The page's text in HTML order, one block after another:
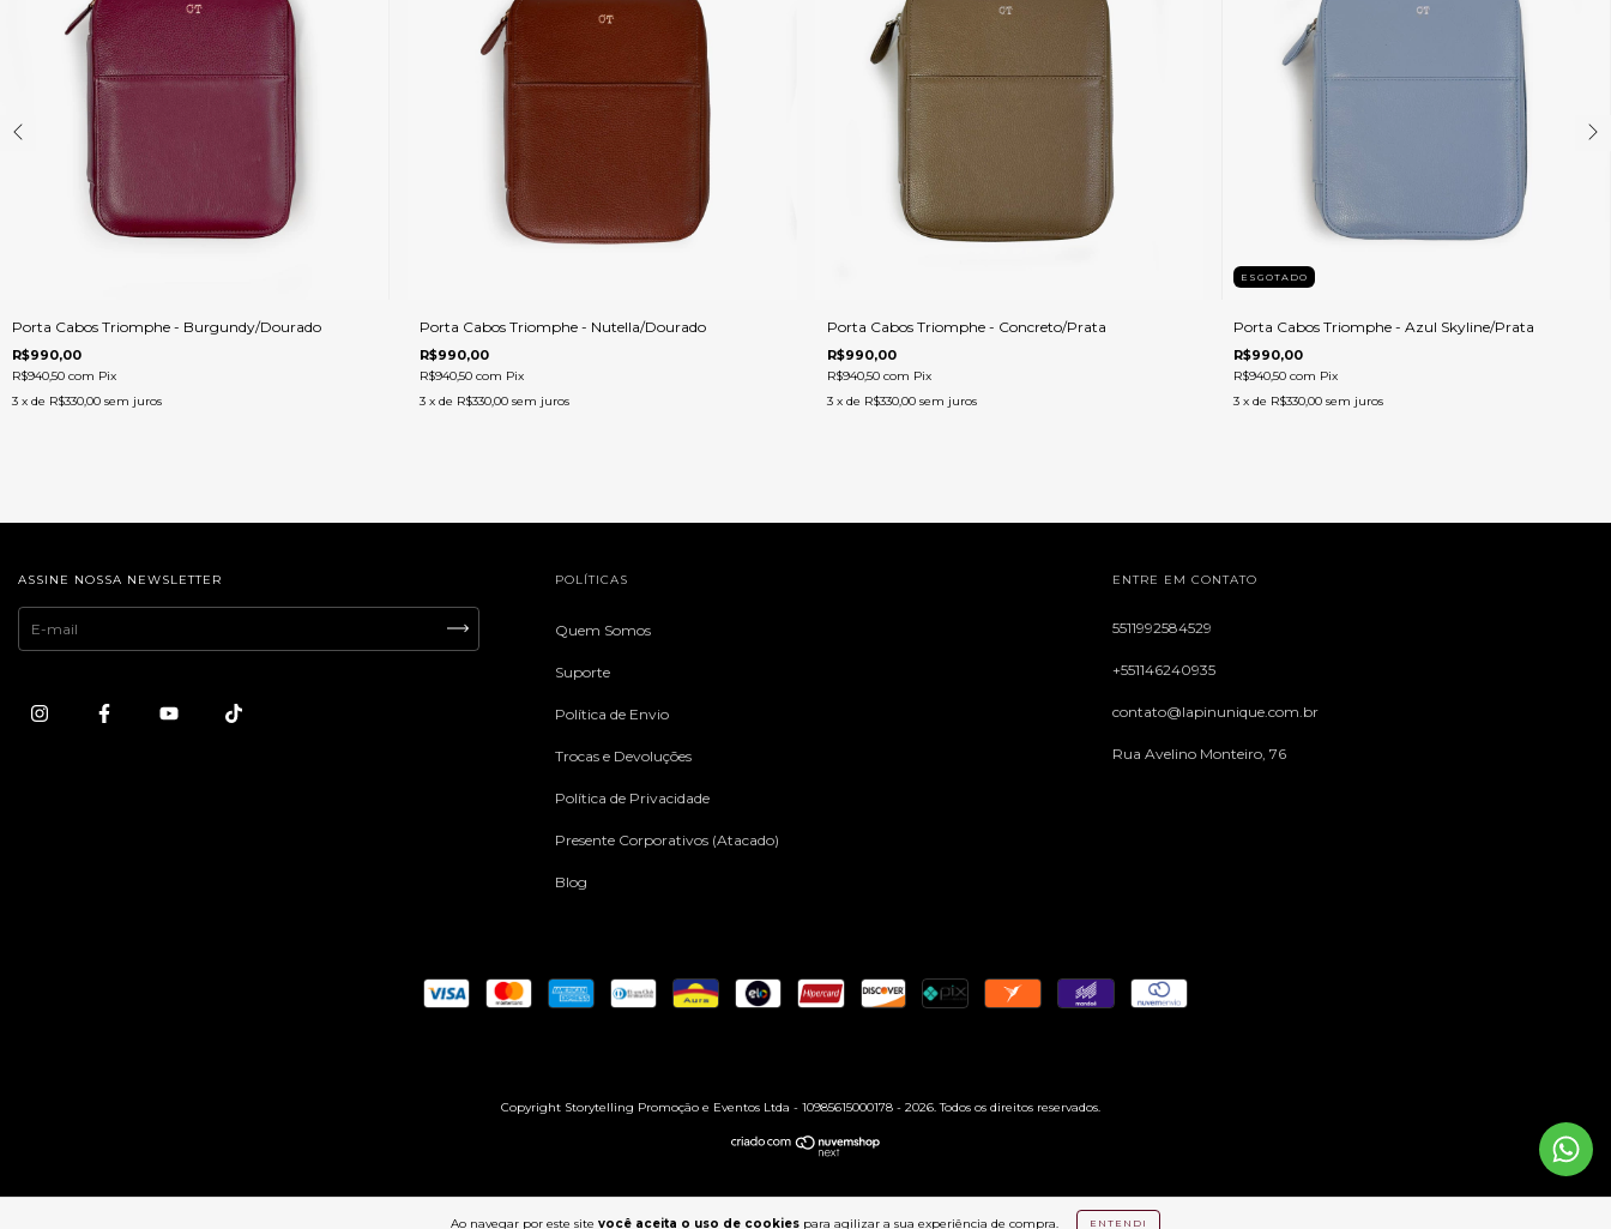
Ao navegar por este site você aceita o uso de cookies para agilizar a sua experiência de compra. ENTENDI
Porta Cabos Triomphe - Burgundy/Dourado
R$990,00
R$940,50 com Pix
3 x de R$330,00 sem juros
Porta Cabos Triomphe - Nutella/Dourado
R$990,00
R$940,50 com Pix
3 x de R$330,00 sem juros
Porta Cabos Triomphe - Concreto/Prata
R$990,00
R$940,50 com Pix
3 x de R$330,00 sem juros
ESGOTADO
Porta Cabos Triomphe - Azul Skyline/Prata
R$990,00
R$940,50com Pix
3 x de R$330,00 sem juros
ASSINE NOSSA NEWSLETTER POLÍTICAS
Quem Somos
Suporte
Política de Envio
Trocas e Devoluções
Política de Privacidade
Presente Corporativos (Atacado)
Blog
ENTRE EM CONTATO
5511992584529
+551146240935
contato@lapinunique.com.br
Rua Avelino Monteiro, 76
Copyright Storytelling Promoção e Eventos Ltda - 10985615000178 - 2026. Todos os direitos reservados.